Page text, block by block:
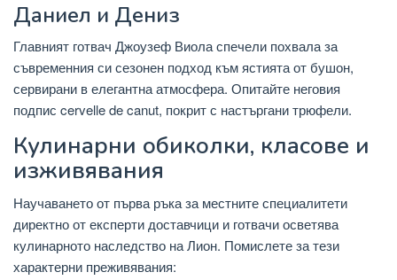
Даниел и Дениз
Главният готвач Джоузеф Виола спечели похвала за
съвременния си сезонен подход към ястията от бушон,
сервирани в елегантна атмосфера. Опитайте неговия
подпис cervelle de canut, покрит с настъргани трюфели.
Кулинарни обиколки, класове и
изживявания
Научаването от първа ръка за местните специалитети
директно от експерти доставчици и готвачи осветява
кулинарното наследство на Лион. Помислете за тези
характерни преживявания: